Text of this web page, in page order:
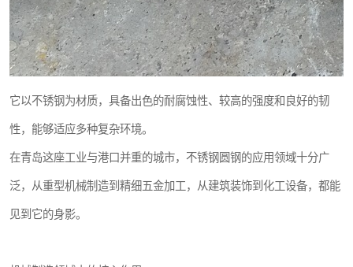
它以不锈钢为材质，具备出色的耐腐蚀性、较高的强度和良好的韧
性，能够适应多种复杂环境。
在青岛这座工业与港口并重的城市，不锈钢圆钢的应用领域十分广
泛，从重型机械制造到精细五金加工，从建筑装饰到化工设备，都能
见到它的身影。